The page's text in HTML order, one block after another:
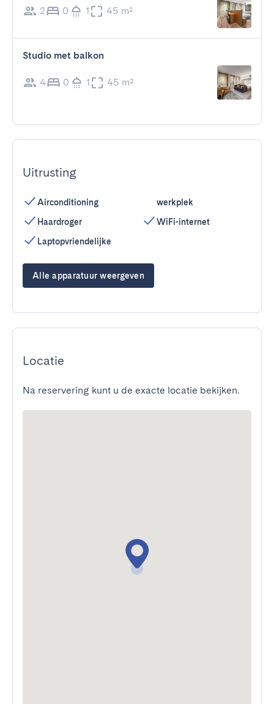
2 0 1 45 m²
Studio met balkon
4 0 1 45 m²
Uitrusting
Airconditioning
Haardroger
Laptopvriendelijke
werkplek
WiFi-internet
Alle apparatuur weergeven
Locatie
Na reservering kunt u de exacte locatie bekijken.